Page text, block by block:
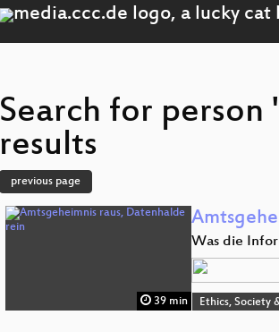
Search for
results
previous page
39 min
Was die
Ethics, Society